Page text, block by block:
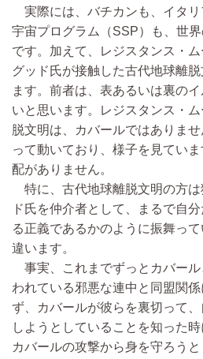
実際には、バチカンも、イタ
宇宙プログラム（SSP）も、世
です。加えて、レジスタンス・
グッド氏が接触した古代地球離
ます。前者は、表あるいは裏の
いと思います。レジスタンス・
脱文明は、カバールではありま
って動いており、様子を見てい
配がありません。
特に、古代地球離脱文明の方は
ド氏を仲介者として、まるで自
る正義であるかのように振舞っ
違います。
事実、これまでずっとカバー
われている邪悪な連中と同盟関
ず、カバールが彼らを裏切って
しようとしていることを知った
カバールの攻撃から身を守ろう